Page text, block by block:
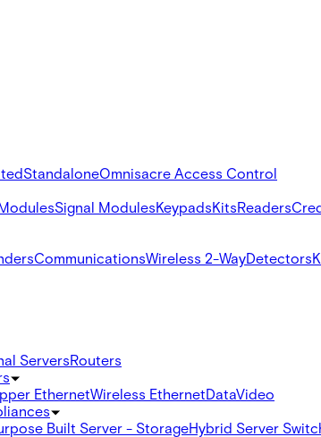
StandaloneOmnisacre Access Control
Signal ModulesKeypadsKitsReaders
CommunicationsWireless 2-WayDetectors
ServersRouters
EthernetWireless EthernetDataVideo
Built Server - StorageHybrid Server